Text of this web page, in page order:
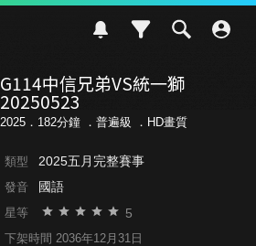
G114中信兄弟VS統一獅
20250523
2025．182分鐘 ． 普遍級 ．HD畫質
類型 2025五月完整賽事
發音 國語
星等 5
下架時間 2036年12月31日